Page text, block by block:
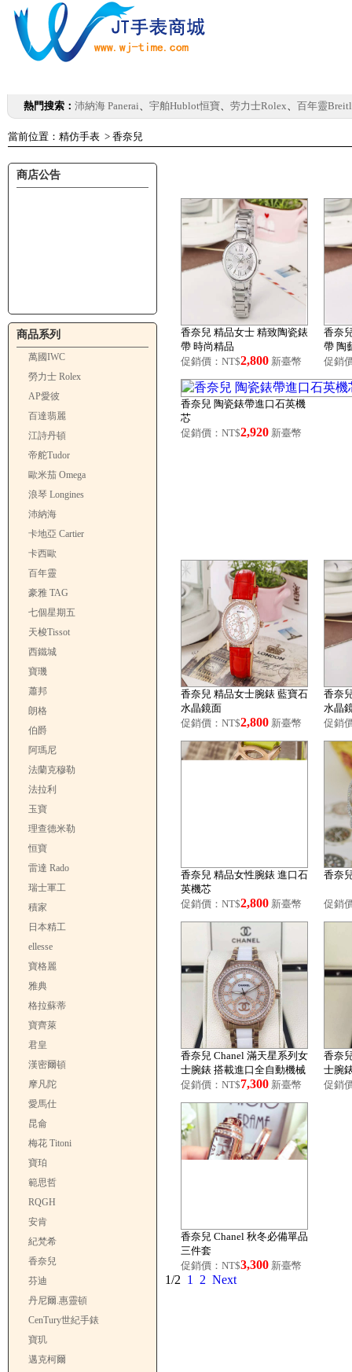
熱門搜索： 沛納海 Panerai、 宇舶Hublot恒寶、 劳力士Rolex、 百年靈
當前位置： 精仿手表 > 香奈兒
商店公告
商品系列
萬國IWC
勞力士 Rolex
AP愛彼
百達翡麗
江詩丹頓
帝舵Tudor
歐米茄 Omega
浪琴 Longines
沛納海
卡地亞 Cartier
卡西歐
百年靈
豪雅 TAG
七個星期五
天梭Tissot
西鐵城
寶璣
蕭邦
朗格
伯爵
阿瑪尼
法蘭克穆勒
法拉利
玉寶
理查德米勒
恒寶
雷達 Rado
瑞士軍工
積家
日本精工
ellesse
寶格麗
雅典
格拉蘇蒂
寶齊萊
君皇
漢密爾頓
摩凡陀
愛馬仕
昆侖
梅花 Titoni
寶珀
範思哲
RQGH
安肯
紀梵希
香奈兒
芬迪
丹尼爾.惠靈頓
CenTury世紀手錶
寶玑
邁克柯爾
香奈兒 精品女士 精致陶瓷錶
帶 時尚精品
促銷價：NT$2,800 新臺幣
香奈
帶 陶
促銷
香奈兒 陶瓷錶帶進口石英機
芯
促銷價：NT$2,920 新臺幣
香奈兒 精品女士腕錶 藍寶石
水晶鏡面
促銷價：NT$2,800 新臺幣
香奈
水晶
促銷
香奈兒 精品女性腕錶 進口石
英機芯
促銷價：NT$2,800 新臺幣
香奈
促銷
香奈兒 Chanel 滿天星系列女
士腕錶 搭載進口全自動機械
機芯
促銷價：NT$7,300 新臺幣
香奈
士腕
機芯
促銷
香奈兒 Chanel 秋冬必備單品
三件套
促銷價：NT$3,300 新臺幣
1/2 1 2 Next